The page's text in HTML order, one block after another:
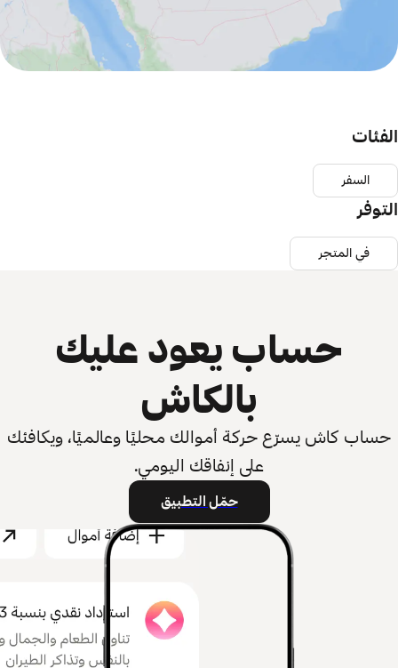
الفئات
السفر
التوفر
في المتجر
حساب يعود عليك
بالكاش
حساب كاش يسرّع حركة أموالك محليًا وعالميًا، ويكافئك
على إنفاقك اليومي.
حمّل التطبيق